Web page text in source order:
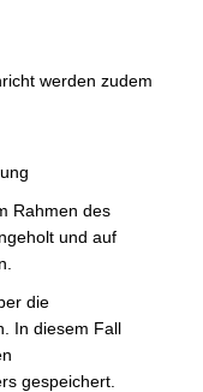
werden zudem
Rahmen des
und auf
die
In diesem Fall
gespeichert.